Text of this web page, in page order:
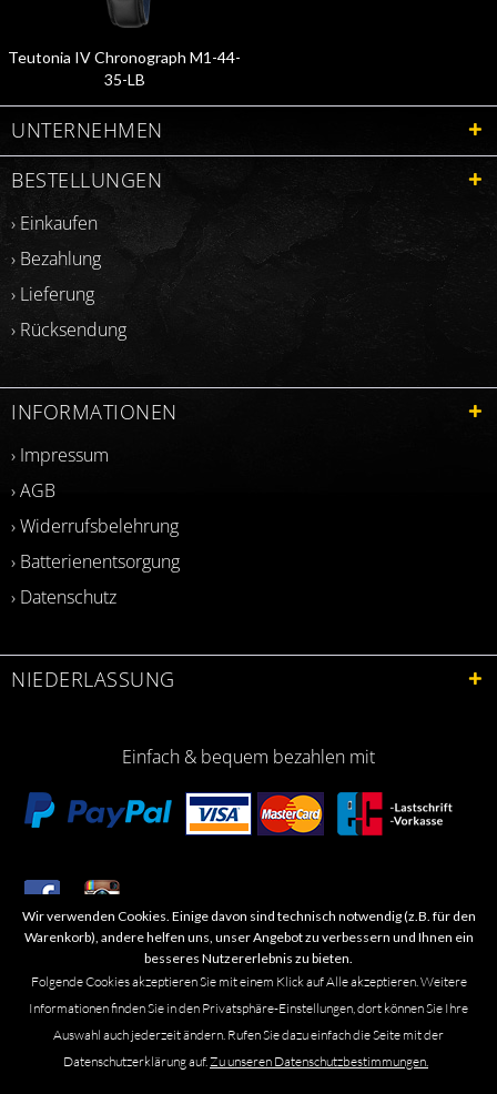
Teutonia IV Chronograph M1-44-
35-LB
UNTERNEHMEN
BESTELLUNGEN
› Einkaufen
› Bezahlung
› Lieferung
› Rücksendung
INFORMATIONEN
› Impressum
› AGB
› Widerrufsbelehrung
› Batterienentsorgung
› Datenschutz
NIEDERLASSUNG
Einfach & bequem bezahlen mit
​Letzte Aktualisierung: 06.2026
Marken- oder Warenzeichen werden in der Regel nicht als solche kenntlich
gemacht. Das Fehlen einer solchen Kennzeichnung bedeutet nicht, dass es
Wir verwenden Cookies. Einige davon sind technisch notwendig (z.B. für den
Warenkorb), andere helfen uns, unser Angebot zu verbessern und Ihnen ein
besseres Nutzererlebnis zu bieten.
Folgende Cookies akzeptieren Sie mit einem Klick auf Alle akzeptieren. Weitere
Informationen finden Sie in den Privatsphäre-Einstellungen, dort können Sie Ihre
Auswahl auch jederzeit ändern. Rufen Sie dazu einfach die Seite mit der
Datenschutzerklärung auf.Zu unseren Datenschutzbestimmungen.